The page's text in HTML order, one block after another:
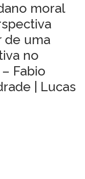
moral
de uma
no
Fabio
| Lucas